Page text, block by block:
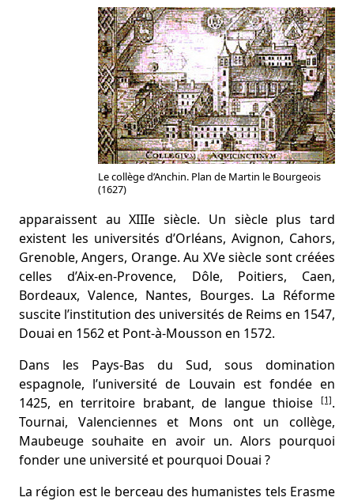
Le collège d’Anchin. Plan de Martin le Bourgeois
(1627)
apparaissent au XIIIe siècle. Un siècle plus tard
existent les universités d’Orléans, Avignon, Cahors,
Grenoble, Angers, Orange. Au XVe siècle sont créées
celles d’Aix-en-Provence, Dôle, Poitiers, Caen,
Bordeaux, Valence, Nantes, Bourges. La Réforme
suscite l’institution des universités de Reims en 1547,
Douai en 1562 et Pont-à-Mousson en 1572.
Dans les Pays-Bas du Sud, sous domination
espagnole, l’université de Louvain est fondée en
1425, en territoire brabant, de langue thioise
[1].
Tournai, Valenciennes et Mons ont un collège,
Maubeuge souhaite en avoir un. Alors pourquoi
fonder une université et pourquoi Douai ?
La région est le berceau des humanistes tels Erasme